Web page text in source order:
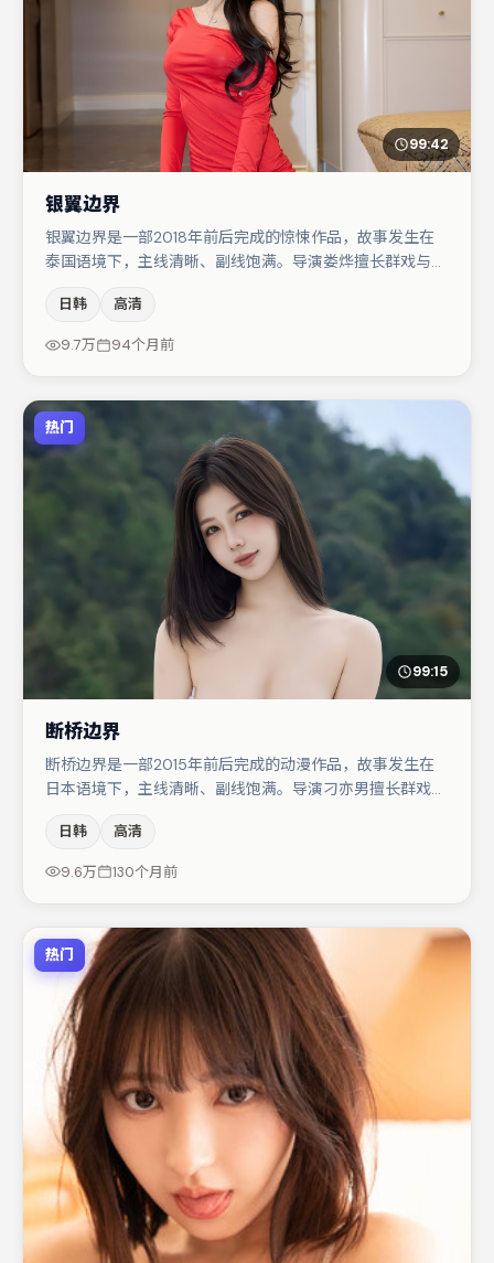
99:42
银翼边界
银翼边界是一部2018年前后完成的惊悚作品，故事发生在
泰国语境下，主线清晰、副线饱满。导演娄烨擅长群戏与空
承担叙事驱动，桂纶镁、咏梅分别提供反差与喜剧/悬疑调
剂（视场次而定）。节奏紧凑、反转有度，值得列入片单。
日韩 高清
9.7万 94个月前
热门
99:15
断桥边界
断桥边界是一部2015年前后完成的动漫作品，故事发生在
日本语境下，主线清晰、副线饱满。导演刁亦男擅长群戏与
包括木村拓哉、雷佳音、刘亦菲等，角色动机前后呼应，适
合喜欢抠台词与伏笔的观众。节奏紧凑、反转有度，值得列
日韩 高清
9.6万 130个月前
热门